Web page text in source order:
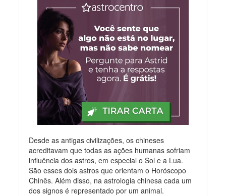
Desde as antigas civilizações, os chineses
acreditavam que todas as ações humanas sofriam
influência dos astros, em especial o Sol e a Lua.
São esses dois astros que orientam o Horóscopo
Chinês. Além disso, na astrologia chinesa cada um
dos signos é representado por um animal.